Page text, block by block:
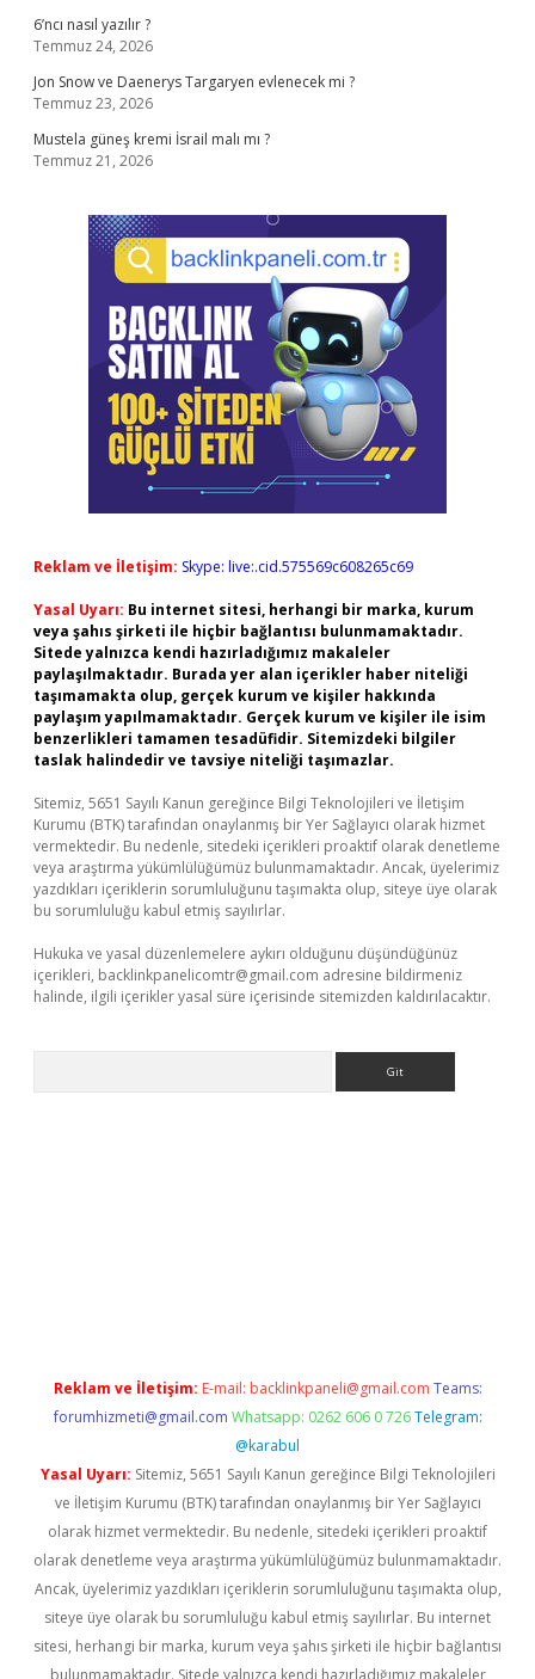
6’ncı nasıl yazılır ?
Temmuz 24, 2026
Jon Snow ve Daenerys Targaryen evlenecek mi ?
Temmuz 23, 2026
Mustela güneş kremi İsrail malı mı ?
Temmuz 21, 2026
Reklam ve İletişim: Skype: live:.cid.575569c608265c69
Yasal Uyarı: Bu internet sitesi, herhangi bir marka, kurum
veya şahıs şirketi ile hiçbir bağlantısı bulunmamaktadır.
Sitede yalnızca kendi hazırladığımız makaleler
paylaşılmaktadır. Burada yer alan içerikler haber niteliği
taşımamakta olup, gerçek kurum ve kişiler hakkında
paylaşım yapılmamaktadır. Gerçek kurum ve kişiler ile isim
benzerlikleri tamamen tesadüfidir. Sitemizdeki bilgiler
taslak halindedir ve tavsiye niteliği taşımazlar.
Sitemiz, 5651 Sayılı Kanun gereğince Bilgi Teknolojileri ve İletişim
Kurumu (BTK) tarafından onaylanmış bir Yer Sağlayıcı olarak hizmet
vermektedir. Bu nedenle, sitedeki içerikleri proaktif olarak denetleme
veya araştırma yükümlülüğümüz bulunmamaktadır. Ancak, üyelerimiz
yazdıkları içeriklerin sorumluluğunu taşımakta olup, siteye üye olarak
bu sorumluluğu kabul etmiş sayılırlar.
Hukuka ve yasal düzenlemelere aykırı olduğunu düşündüğünüz
içerikleri, backlinkpanelicomtr@gmail.com adresine bildirmeniz
halinde, ilgili içerikler yasal süre içerisinde sitemizden kaldırılacaktır.
Reklam ve İletişim: E-mail: backlinkpaneli@gmail.com Teams:
forumhizmeti@gmail.com Whatsapp: 0262 606 0 726 Telegram:
@karabul
Yasal Uyarı: Sitemiz, 5651 Sayılı Kanun gereğince Bilgi Teknolojileri
ve İletişim Kurumu (BTK) tarafından onaylanmış bir Yer Sağlayıcı
olarak hizmet vermektedir. Bu nedenle, sitedeki içerikleri proaktif
olarak denetleme veya araştırma yükümlülüğümüz bulunmamaktadır.
Ancak, üyelerimiz yazdıkları içeriklerin sorumluluğunu taşımakta olup,
siteye üye olarak bu sorumluluğu kabul etmiş sayılırlar. Bu internet
sitesi, herhangi bir marka, kurum veya şahıs şirketi ile hiçbir bağlantısı
bulunmamaktadır. Sitede yalnızca kendi hazırladığımız makaleler